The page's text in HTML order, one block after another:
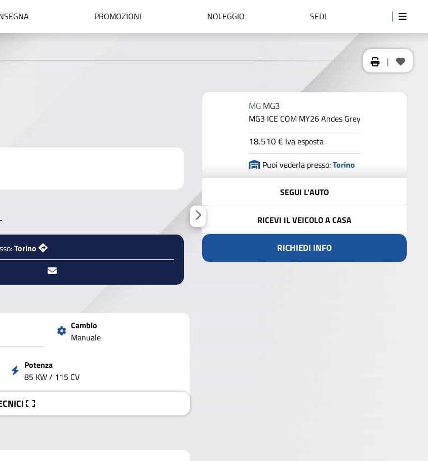
PROMOZIONI NOLEGGIO SEDI
|
Torino
Cambio
Manuale
Potenza
85 KW / 115 CV
MG MG3
MG3 ICE COM MY26 Andes Grey
18.510 € Iva esposta
Puoi vederla presso:Torino
SEGUI L'AUTO
RICEVI IL VEICOLO A CASA
RICHIEDI INFO